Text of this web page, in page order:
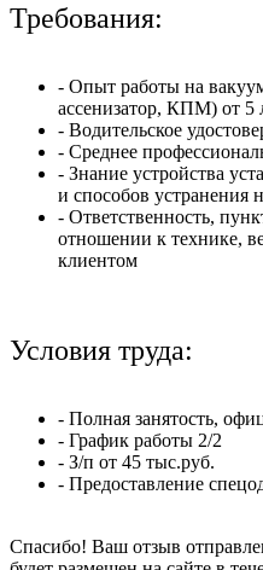
Требования:
- Опыт работы на
ассенизатор, КПМ) от 5
- Водительское
- Среднее
- Знание устройства
и способов устранения
- Ответственность,
отношении к технике,
клиентом
Условия труда:
- Полная занятость,
- График работы 2/2
- З/п от 45 тыс.руб.
- Предоставление
Спасибо! Ваш отзыв